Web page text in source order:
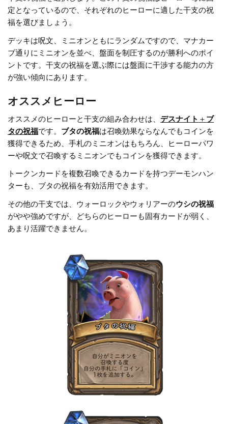
定となっているので、それぞれのヒーローに適した干支の祝
福を選びましょう。
デッキは呪文、ミニオンともにランダムですので、マナカー
ブ通りにミニオンを並べ、盤面を制圧するのが勝利へのポイ
ントです。干支の祝福を選ぶ際には盤面に干渉する能力の方
が強い傾向にあります。
オススメヒーロー
オススメのヒーローと干支の組み合わせは、デスナイト ＋ ブ
タの祝福です。 ブタの祝福は召喚効果ならなんでもコインを
獲得できるため、手札のミニオンはもちろん、ヒーローパワ
ーや呪文で召喚するミニオンでもコインを獲得できます。
トークンカードを複数召喚できるカードを持つデーモンハン
ターも、ブタの祝福を有効活用できます。
その他の干支では、ウォーロックやウォリアーのウシの祝福
がやや強めですが、どちらのヒーローも固有カードが弱く、
あまり活躍できません。